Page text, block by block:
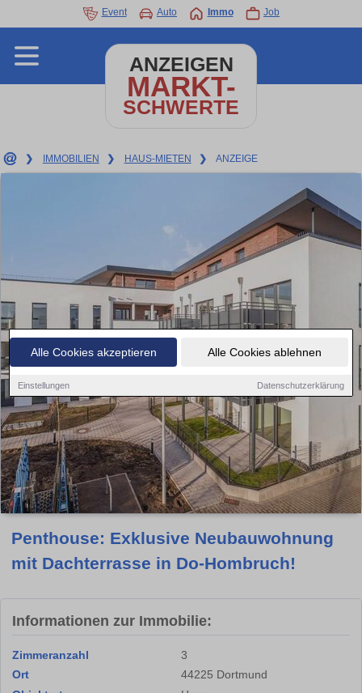
Alle Cookies akzeptieren Alle Cookies ablehnen
Einstellungen Datenschutzerklärung
Event Auto Immo Job
ANZEIGEN
MARKT-
SCHWERTE
❯ IMMOBILIEN ❯ HAUS-MIETEN ❯ ANZEIGE
Penthouse: Exklusive Neubauwohnung
mit Dachterrasse in Do-Hombruch!
Informationen zur Immobilie:
Zimmeranzahl
3
Ort
44225 Dortmund